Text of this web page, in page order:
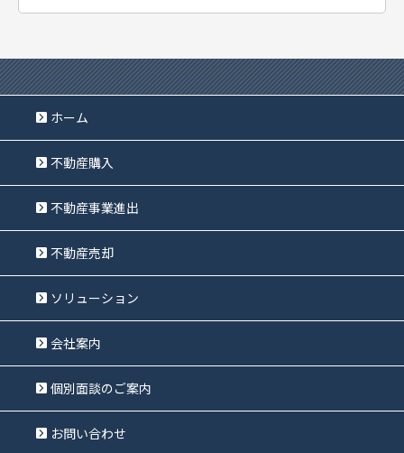
ホーム
不動産購入
不動産事業進出
不動産売却
ソリューション
会社案内
個別面談のご案内
お問い合わせ